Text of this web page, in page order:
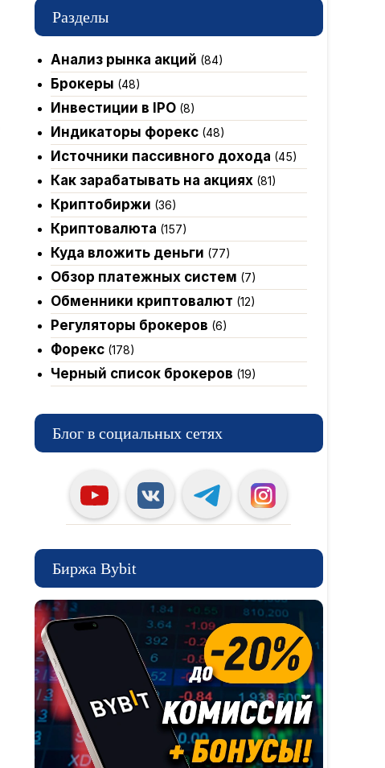
Разделы
Анализ рынка акций (84)
Брокеры (48)
Инвестиции в IPO(8)
Индикаторы форекс(48)
Источники пассивного дохода (45)
Как зарабатывать на акциях(81)
Криптобиржи (36)
Криптовалюта (157)
Куда вложить деньги (77)
Обзор платежных систем (7)
Обменники криптовалют (12)
Регуляторы брокеров (6)
Форекс(178)
Черный список брокеров (19)
Блог в социальных сетях
Биржа Bybit